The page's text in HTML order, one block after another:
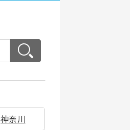
神奈川